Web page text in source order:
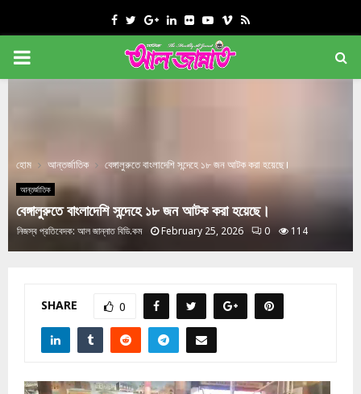
Facebook
TwitterGoogleLinkedin
FlickrYoutube
Vimeo
Rss
PRIMARY
হোম আন্তর্জাতিক বেঙ্গালুরুতে বাংলাদেশি সন্দেহে ১৮ জন আটক করা হয়েছে।
আন্তর্জাতিক
বেঙ্গালুরুতে বাংলাদেশি সন্দেহে ১৮ জন আটক করা হয়েছে।
নিজস্ব প্রতিবেদক: আল জান্নাত বিডি.কম February 25, 2026 0 114
SHARE 0